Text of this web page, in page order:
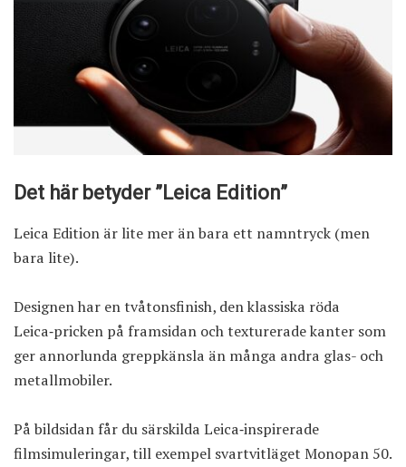
Det här betyder ”Leica Edition”
Leica Edition är lite mer än bara ett namntryck (men
bara lite).
Designen har en tvåtonsfinish, den klassiska röda
Leica‑pricken på framsidan och texturerade kanter som
ger annorlunda greppkänsla än många andra glas- och
metallmobiler.
På bildsidan får du särskilda Leica‑inspirerade
filmsimuleringar, till exempel svartvitläget Monopan 50.